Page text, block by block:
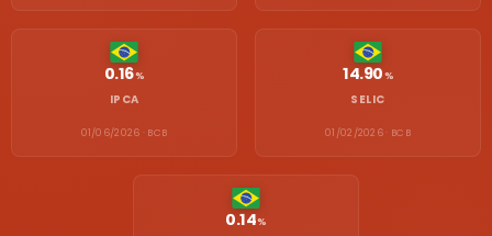
0.16%
IPCA
01/06/2026 · BCB
14.90%
SELIC
01/02/2026 · BCB
0.14%